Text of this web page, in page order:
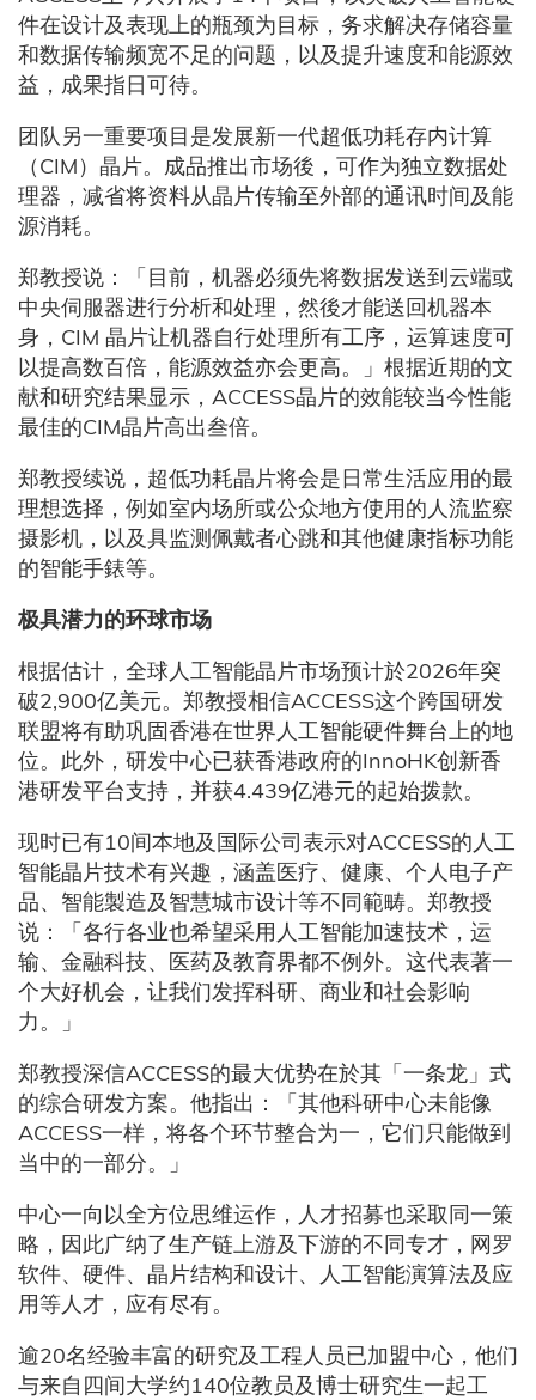
件在设计及表现上的瓶颈为目标，务求解决存储容量
和数据传输频宽不足的问题，以及提升速度和能源效
益，成果指日可待。
团队另一重要项目是发展新一代超低功耗存内计算
（CIM）晶片。成品推出市场後，可作为独立数据处
理器，减省将资料从晶片传输至外部的通讯时间及能
源消耗。
郑教授说：「目前，机器必须先将数据发送到云端或
中央伺服器进行分析和处理，然後才能送回机器本
身，CIM 晶片让机器自行处理所有工序，运算速度可
以提高数百倍，能源效益亦会更高。」根据近期的文
献和研究结果显示，ACCESS晶片的效能较当今性能
最佳的CIM晶片高出叁倍。
郑教授续说，超低功耗晶片将会是日常生活应用的最
理想选择，例如室内场所或公众地方使用的人流监察
摄影机，以及具监测佩戴者心跳和其他健康指标功能
的智能手錶等。
极具潜力的环球市场
根据估计，全球人工智能晶片市场预计於2026年突
破2,900亿美元。郑教授相信ACCESS这个跨国研发
联盟将有助巩固香港在世界人工智能硬件舞台上的地
位。此外，研发中心已获香港政府的InnoHK创新香
港研发平台支持，并获4.439亿港元的起始拨款。
现时已有10间本地及国际公司表示对ACCESS的人工
智能晶片技术有兴趣，涵盖医疗、健康、个人电子产
品、智能製造及智慧城市设计等不同範畴。郑教授
说：「各行各业也希望采用人工智能加速技术，运
输、金融科技、医药及教育界都不例外。这代表著一
个大好机会，让我们发挥科研、商业和社会影响
力。」
郑教授深信ACCESS的最大优势在於其「一条龙」式
的综合研发方案。他指出：「其他科研中心未能像
ACCESS一样，将各个环节整合为一，它们只能做到
当中的一部分。」
中心一向以全方位思维运作，人才招募也采取同一策
略，因此广纳了生产链上游及下游的不同专才，网罗
软件、硬件、晶片结构和设计、人工智能演算法及应
用等人才，应有尽有。
逾20名经验丰富的研究及工程人员已加盟中心，他们
与来自四间大学约140位教员及博士研究生一起工